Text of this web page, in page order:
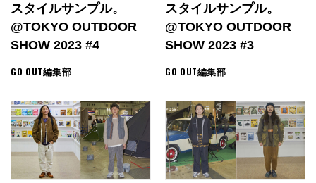
スタイルサンプル。
@TOKYO OUTDOOR
SHOW 2023 #4
GO OUT編集部
スタイルサンプル。
@TOKYO OUTDOOR
SHOW 2023 #3
GO OUT編集部